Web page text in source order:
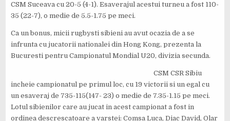
CSM Suceava cu 20-5 (4-1). Esaverajul acestui turneu a fost 110-
35 (22-7), o medie de 5.5-1.75 pe meci.
Ca un bonus, micii rugbysti sibieni au avut ocazia de a se
infrunta cu jucatorii nationalei din Hong Kong, prezenta la
Bucuresti pentru Campionatul Mondial U20, divizia secunda.
CSM CSR Sibiu
incheie campionatul pe primul loc, cu 19 victorii si un egal cu
un esaveraj de 735-115(147- 23) o medie de 7.35-1.15 pe meci.
Lotul sibienilor care au jucat in acest campionat a fost in
ordinea descrescatoare a varstei: Comsa Luca, Diac David, Olar